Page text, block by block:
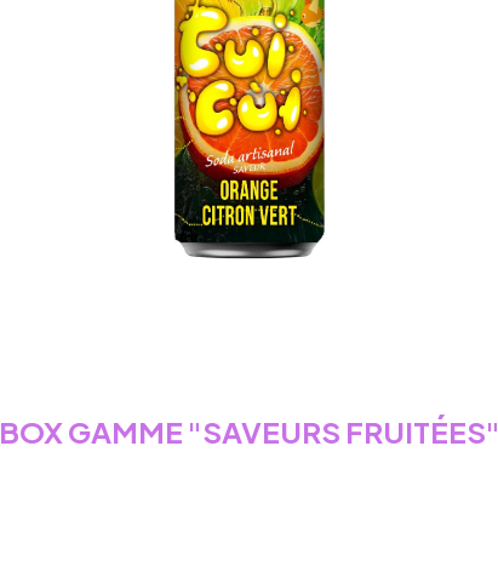
BOX GAMME "SAVEURS FRUITÉES"